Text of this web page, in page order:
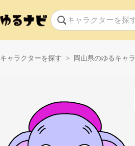
キャラクターを探す 岡山県のゆるキャラ